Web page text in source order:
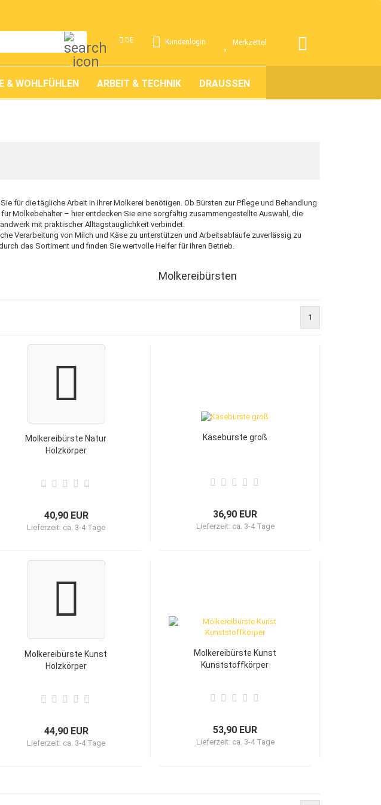
DE Kundenlogin Merkzettel
& WOHLFÜHLEN ARBEIT & TECHNIK DRAUSSEN
für die tägliche Arbeit in Ihrer Molkerei benötigen. Ob Bürsten zur Pflege und Behandlung
Molkebehälter – hier entdecken Sie eine sorgfältig zusammengestellte Auswahl, die
mit praktischer Alltagstauglichkeit verbindet.
Verarbeitung von Milch und Käse zu unterstützen und Arbeitsabläufe zuverlässig zu
das Sortiment und finden Sie wertvolle Helfer für Ihren Betrieb.
Molkereibürsten
1
Molkereibürste Natur
Holzkörper
40,90 EUR
Lieferzeit: ca. 3-4 Tage
Käsebürste groß
36,90 EUR
Lieferzeit: ca. 3-4 Tage
Molkereibürste Kunst
Holzkörper
44,90 EUR
Lieferzeit: ca. 3-4 Tage
Molkereibürste Kunst
Kunststoffkörper
53,90 EUR
Lieferzeit: ca. 3-4 Tage